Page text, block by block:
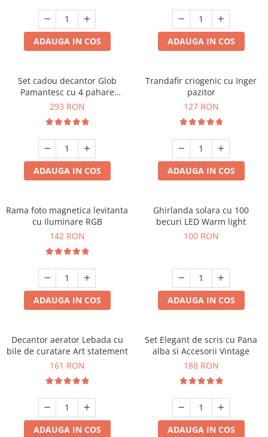
Cadouri Fete
Pentru Copilul din tine
Cadouri Haioase
Cadouri Majorat
Cadouri pentru Nasi
Cadouri pentru Bunici
Cadouri pentru Sefi
Cel ce are tot
Cani si Termosuri
Jocuri si Puzzle
Produse pentru Calatorie
Cadouri Sfantul Alexandru
Cadouri Sfanta Ana
Cadouri Sfanta Maria
Cadouri Sfintii Mihail si Gavriil
ADAUGA IN COS ADAUGA IN COS
Set cadou decantor Glob
Pamantesc cu 4 pahare
Deluxe
293 RON
ADAUGA IN COS
Trandafir criogenic cu Inger
pazitor
127 RON
ADAUGA IN COS
Rama foto magnetica levitanta
cu iluminare RGB
142 RON
ADAUGA IN COS
Ghirlanda solara cu 100
becuri LED Warm light
100 RON
ADAUGA IN COS
Decantor aerator Lebada cu
bile de curatare Art statement
161 RON
ADAUGA IN COS
Set Elegant de scris cu Pana
alba si Accesorii Vintage
188 RON
ADAUGA IN COS